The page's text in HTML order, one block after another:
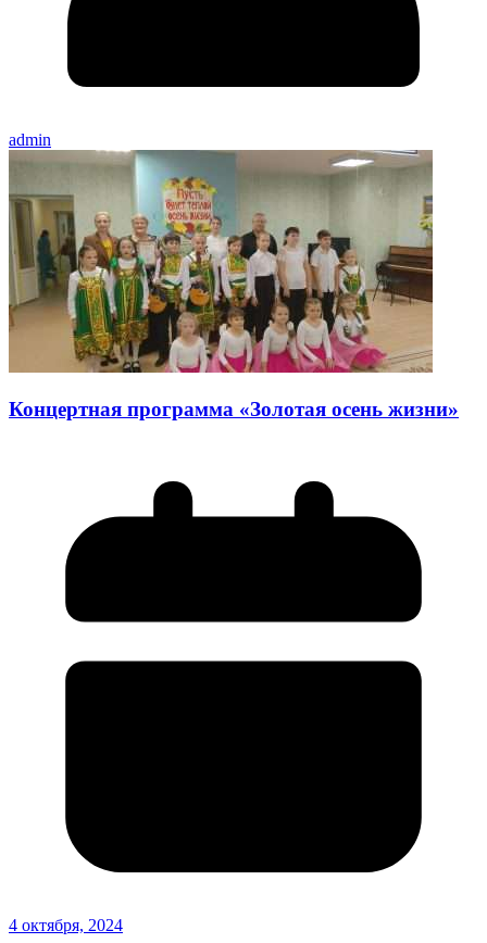
admin
Концертная программа «Золотая осень жизни»
4 октября, 2024